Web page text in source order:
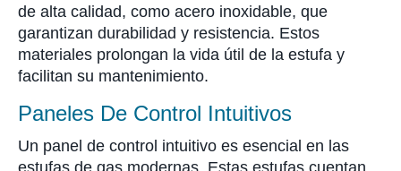
de alta calidad, como acero inoxidable, que
garantizan durabilidad y resistencia. Estos
materiales prolongan la vida útil de la estufa y
facilitan su mantenimiento.
Paneles De Control Intuitivos
Un panel de control intuitivo es esencial en las
estufas de gas modernas. Estas estufas cuentan